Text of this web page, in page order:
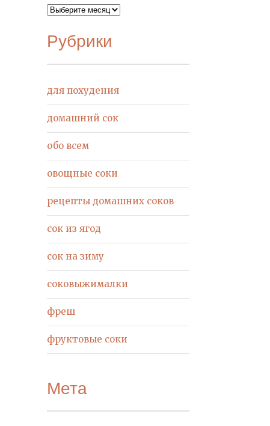
Архивы
Рубрики
для похудения
домашний сок
обо всем
овощные соки
рецепты домашних соков
сок из ягод
сок на зиму
соковыжималки
фреш
фруктовые соки
Мета